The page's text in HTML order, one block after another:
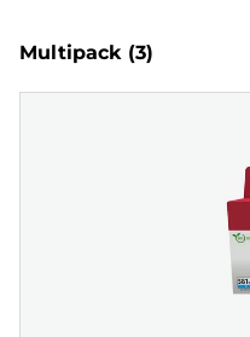
Multipack (3)